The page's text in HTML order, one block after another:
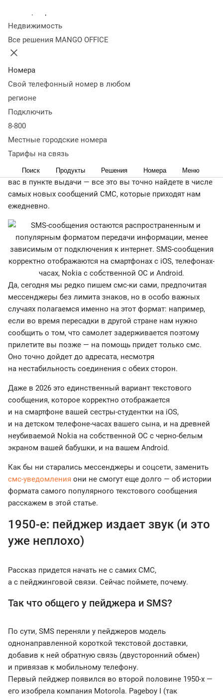
Недвижимость
Все решения MANGO OFFICE
Номера
Свой телефонный номер в любом
регионе
Подключить
8-800
Местные городские номера
Тарифы на связь
Поиск Продукты Решения Номера Меню
Оглавление
1950-е: пейджер издает звук (и это уже неплохо)
папа СМС, который не получил патент
1999: прорыв пузыря
наши дни
Заключение
Как часто вам приходит смс-рассылка? Прежде чем
отвечать, откройте последние сообщения на телефоне —
утратил актуальность и покрылся пылью. Отбивка
от банка с кодом, оповещение от МЧС, бизнес смс через
Интернет, напоминающее о вашем заказе, который ждет
вас в пункте выдачи — все это вы точно найдете в числе
самых новых сообщений СМС, которые приходят нам
ежедневно.
Да, сегодня мы редко пишем смс-ки сами, предпочитая
мессенджеры без лимита знаков, но в особо важных
случаях полагаемся именно на этот формат: например,
если во время пересадки в другой стране нам нужно
сообщить о том, что самолет задерживается поэтому
прилетите вы позже — на помощь придет только смс.
Оно точно дойдет до адресата, несмотря
на нестабильность соединения с обеих сторон.
Даже в 2026 это единственный вариант текстового
сообщения, которое корректно отображается
и на смартфоне вашей сестры-студентки на iOS,
и на детском телефоне-часах вашего сына, и на древней
неубиваемой Nokia на собственной ОС с черно-белым
экраном вашей бабушки, и на вашем Android.
Как бы ни старались мессенджеры и соцсети, заменить
смс-уведомления они не смогут еще долго — об истории
формата самого популярного текстового сообщения
расскажем в этой статье.
1950-е: пейджер издает звук (и это
уже неплохо)
Рассказ придется начать не с самих СМС,
а с пейджинговой связи. Сейчас поймете, почему.
Так что общего у пейджера и SMS?
По сути, SMS переняли у пейджеров модель
однонаправленной короткой текстовой доставки,
добавив к ней обратную связь (двусторонний обмен)
и привязав к мобильному телефону.
Первый пейджер появился во второй половине 1950-х —
его изобрела компания Motorola. Pageboy I (так